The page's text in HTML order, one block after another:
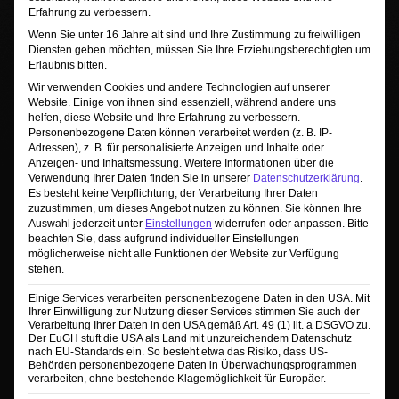
zuzugreifen, klicken Sie auf die Schaltfläche unten.
weitergegeben werden.
Inhalt entsperren
Erforderlichen Service akzeptieren und
Inhalte entsperren
PORTFOLIO
Erfahrung zu verbessern.
Wenn Sie unter 16 Jahre alt sind und Ihre Zustimmung zu freiwilligen
Diensten geben möchten, müssen Sie Ihre Erziehungsberechtigten um
Erlaubnis bitten.
Wir verwenden Cookies und andere Technologien auf unserer
Website. Einige von ihnen sind essenziell, während andere uns
helfen, diese Website und Ihre Erfahrung zu verbessern.
Personenbezogene Daten können verarbeitet werden (z. B. IP-
Adressen), z. B. für personalisierte Anzeigen und Inhalte oder
Anzeigen- und Inhaltsmessung. Weitere Informationen über die
Verwendung Ihrer Daten finden Sie in unserer Datenschutzerklärung.
Es besteht keine Verpflichtung, der Verarbeitung Ihrer Daten
zuzustimmen, um dieses Angebot nutzen zu können. Sie können Ihre
Auswahl jederzeit unter Einstellungen widerrufen oder anpassen. Bitte
beachten Sie, dass aufgrund individueller Einstellungen
möglicherweise nicht alle Funktionen der Website zur Verfügung
stehen.
Einige Services verarbeiten personenbezogene Daten in den USA. Mit
Ihrer Einwilligung zur Nutzung dieser Services stimmen Sie auch der
Verarbeitung Ihrer Daten in den USA gemäß Art. 49 (1) lit. a DSGVO zu.
Der EuGH stuft die USA als Land mit unzureichendem Datenschutz
nach EU-Standards ein. So besteht etwa das Risiko, dass US-
Behörden personenbezogene Daten in Überwachungsprogrammen
verarbeiten, ohne bestehende Klagemöglichkeit für Europäer.